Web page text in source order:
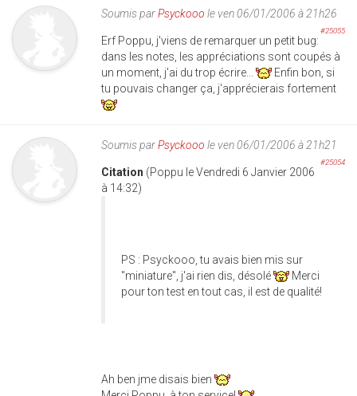
Soumis parPsyckooo le ven 06/01/2006 à 21h26
#25055
Erf Poppu, j'viens de remarquer un petit bug:
dans les notes, les appréciations sont coupés à
un moment, j'ai du trop écrire...
Enfin bon, si
tu pouvais changer ça, j'apprécierais fortement
Soumis parPsyckooo le ven 06/01/2006 à 21h21
#25054
Citation (Poppu le Vendredi 6 Janvier 2006
à 14:32)
PS : Psyckooo, tu avais bien mis sur
"miniature", j'ai rien dis, désolé
Merci
pour ton test en tout cas, il est de qualité!
Ah ben jme disais bien